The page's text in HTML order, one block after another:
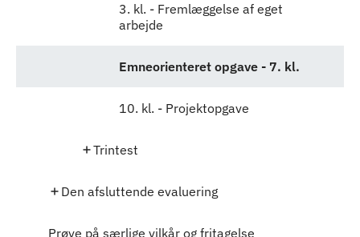
3. kl. - Fremlæggelse af eget
arbejde
Emneorienteret opgave - 7. kl.
10. kl. - Projektopgave
Trintest
Den afsluttende evaluering
Prøve på særlige vilkår og fritagelse